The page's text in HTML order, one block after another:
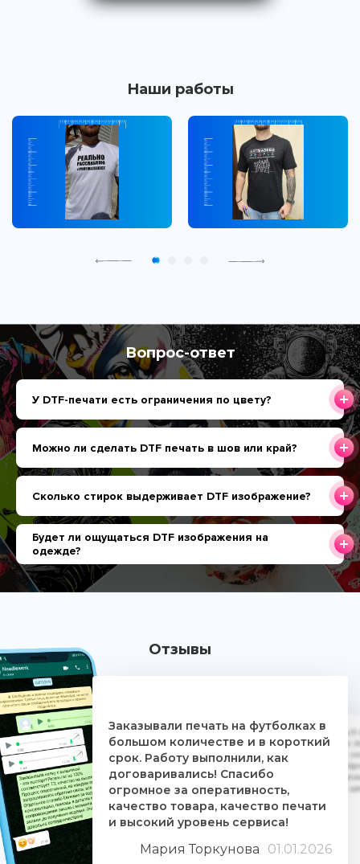
Наши работы
Вопрос-ответ
У DTF-печати есть ограничения по цвету?
Можно ли сделать DTF печать в шов или край?
Сколько стирок выдерживает DTF изображение?
Будет ли ощущаться DTF изображения на
одежде?
Отзывы
Заказывали печать на футболках в
большом количестве и в короткий
срок. Работу выполнили, как
договаривались! Спасибо
огромное за оперативность,
качество товара, качество печати
и высокий уровень сервиса!
Мария Торкунова 01.01.2026
Дочке на 18-летие решили заказать
ребятам. Времени было всего сутки.
взялись за работу, сделали макеты,
Огромное им спасибо. Дочка была
знают свое дело и отдаются ему
людьми. Качество печати